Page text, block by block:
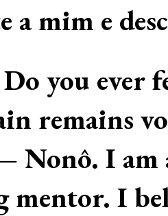
a mim e
you ever
remains
Nonô. I am
I